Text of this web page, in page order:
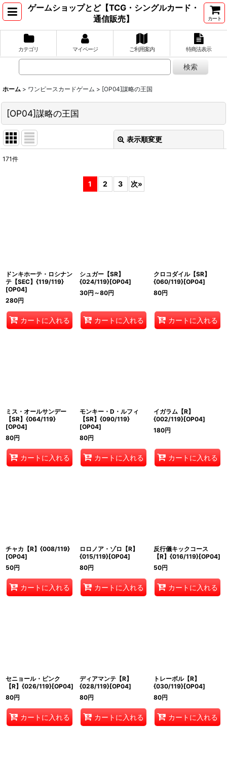
ゲームショップとど【TCG・シングルカード・
通信販売】
カート
カテゴリ マイページ ご利用案内 特商法表示
ホーム > ワンピースカードゲーム > [OP04]謀略の王国
[OP04]謀略の王国
表示順変更
171件
1 2 3 次»
ドンキホーテ・ロシナン
テ【SEC】{119/119}
[OP04]
280円
カートに入れる
シュガー【SR】
{024/119}[OP04]
30円 ～80円
カートに入れる
クロコダイル【SR】
{060/119}[OP04]
80円
カートに入れる
ミス・オールサンデー
【SR】{064/119}
[OP04]
80円
カートに入れる
モンキー・D・ルフィ
【SR】{090/119}
[OP04]
80円
カートに入れる
イガラム【R】
{002/119}[OP04]
180円
カートに入れる
チャカ【R】{008/119}
[OP04]
50円
カートに入れる
ロロノア・ゾロ【R】
{015/119}[OP04]
80円
カートに入れる
反行儀キックコース
【R】{016/119}[OP04]
50円
カートに入れる
セニョール・ピンク
【R】{026/119}[OP04]
80円
カートに入れる
ディアマンテ【R】
{028/119}[OP04]
80円
カートに入れる
トレーボル【R】
{030/119}[OP04]
80円
カートに入れる